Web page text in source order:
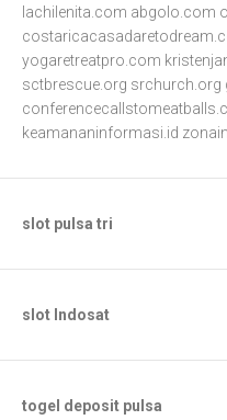
lachilenita.com abgolo.com
yogaretreatpro.com
sctbrescue.org srchurch.org
keamananinformasi.id
slot pulsa tri
slot Indosat
togel deposit pulsa